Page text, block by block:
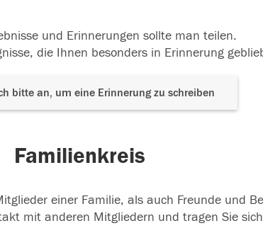
und Erinnerungen sollte man teilen.
die Ihnen besonders in Erinnerung
bitte an, um eine Erinnerung zu schreiben
Familienkreis
einer Familie, als auch Freunde und
mit anderen Mitgliedern und tragen Sie